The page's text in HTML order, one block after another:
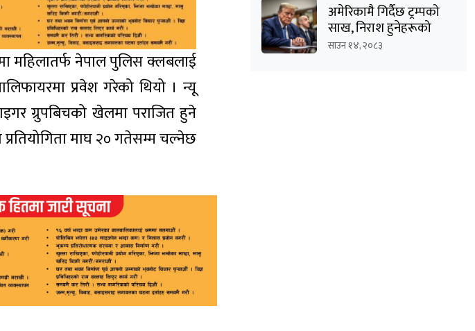
महिलातर्फ नेपाल पुलिस क्लबलाई
प्रवेश गरेको थियो । न्यू
ग्रुपबिचको खेलमा पराजित हुने
माघ २० गतेसम्म चल्नेछ
अमेरिकामै गिर्दैछ ट्रम्पको
साख, निराश हुनेहरूको
संख्या बढ्दै
साउन १४, २०८३